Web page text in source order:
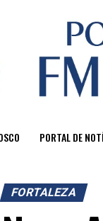
PORTAL DE
FORTALEZA